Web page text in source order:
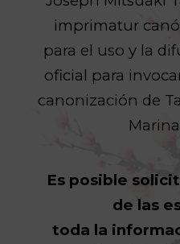
imprimatur
para el uso y la
oficial para
canonización de
Es posible
de las
toda la